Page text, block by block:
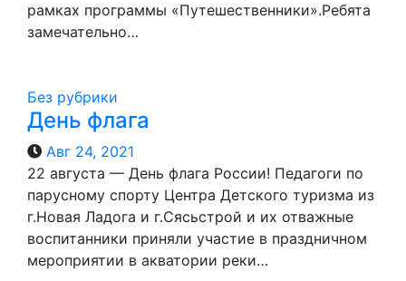
рамках программы «Путешественники».Ребята
замечательно…
Без рубрики
День флага
Авг 24, 2021
22 августа — День флага России! Педагоги по
парусному спорту Центра Детского туризма из
г.Новая Ладога и г.Сясьстрой и их отважные
воспитанники приняли участие в праздничном
мероприятии в акватории реки…